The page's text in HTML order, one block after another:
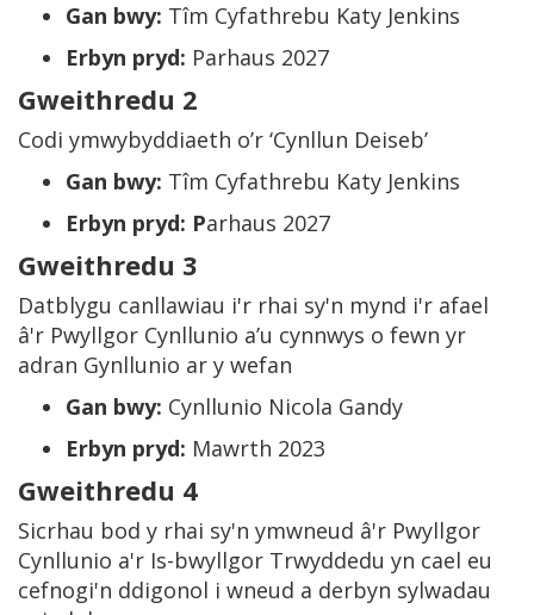
Gan bwy: Tîm Cyfathrebu Katy Jenkins
Erbyn pryd: Parhaus 2027
Gweithredu 2
Codi ymwybyddiaeth o’r ‘Cynllun Deiseb’
Gan bwy: Tîm Cyfathrebu Katy Jenkins
Erbyn pryd: Parhaus 2027
Gweithredu 3
Datblygu canllawiau i'r rhai sy'n mynd i'r afael
â'r Pwyllgor Cynllunio a’u cynnwys o fewn yr
adran Gynllunio ar y wefan
Gan bwy: Cynllunio Nicola Gandy
Erbyn pryd: Mawrth 2023
Gweithredu 4
Sicrhau bod y rhai sy'n ymwneud â'r Pwyllgor
Cynllunio a'r Is-bwyllgor Trwyddedu yn cael eu
cefnogi'n ddigonol i wneud a derbyn sylwadau